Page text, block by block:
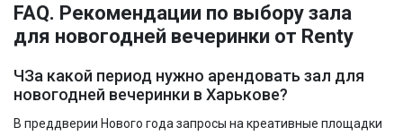
FAQ. Рекомендации по выбору зала
для новогодней вечеринки от Renty
ЧЗа какой период нужно арендовать зал для
новогодней вечеринки в Харькове?
В преддверии Нового года запросы на креативные площадки